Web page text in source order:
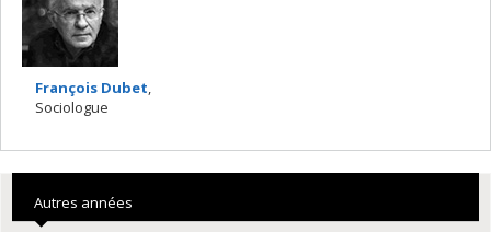
François Dubet,
Sociologue
Autres années